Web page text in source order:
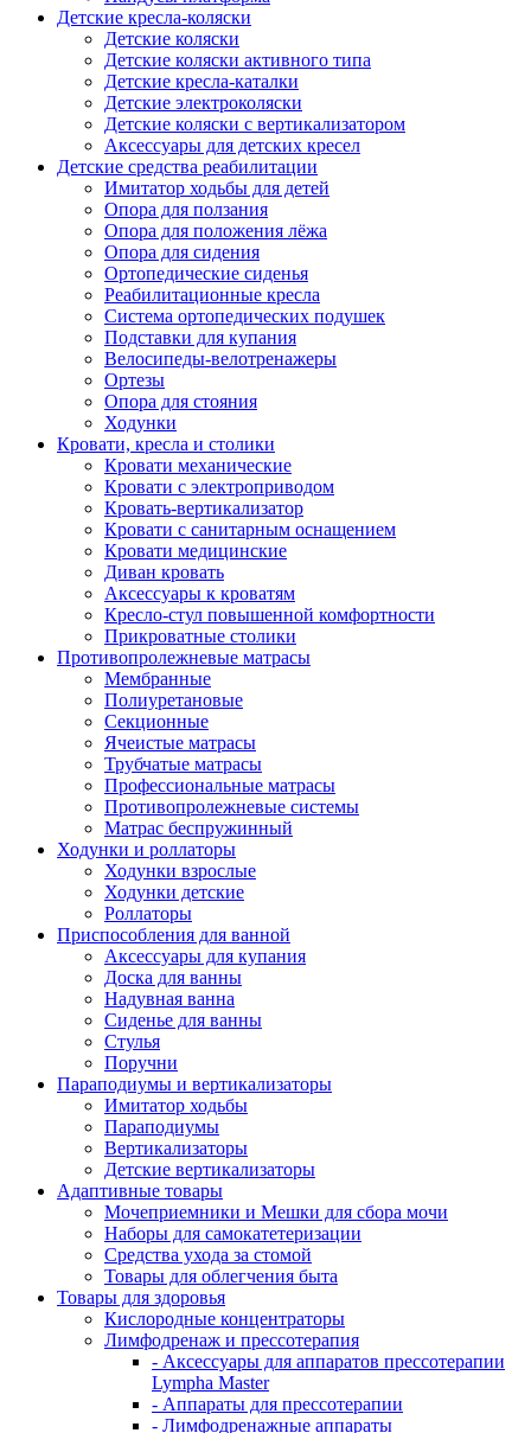
Детские кресла-коляски
Детские коляски
Детские коляски активного типа
Детские кресла-каталки
Детские электроколяски
Детские коляски с вертикализатором
Аксессуары для детских кресел
Детские средства реабилитации
Имитатор ходьбы для детей
Опора для ползания
Опора для положения лёжа
Опора для сидения
Ортопедические сиденья
Реабилитационные кресла
Система ортопедических подушек
Подставки для купания
Велосипеды-велотренажеры
Ортезы
Опора для стояния
Ходунки
Кровати, кресла и столики
Кровати механические
Кровати с электроприводом
Кровать-вертикализатор
Кровати с санитарным оснащением
Кровати медицинские
Диван кровать
Аксессуары к кроватям
Кресло-стул повышенной комфортности
Прикроватные столики
Противопролежневые матрасы
Мембранные
Полиуретановые
Секционные
Ячеистые матрасы
Трубчатые матрасы
Профессиональные матрасы
Противопролежневые системы
Матрас беспружинный
Ходунки и роллаторы
Ходунки взрослые
Ходунки детские
Роллаторы
Приспособления для ванной
Аксессуары для купания
Доска для ванны
Надувная ванна
Сиденье для ванны
Стулья
Поручни
Параподиумы и вертикализаторы
Имитатор ходьбы
Параподиумы
Вертикализаторы
Детские вертикализаторы
Адаптивные товары
Мочеприемники и Мешки для сбора мочи
Наборы для самокатетеризации
Средства ухода за стомой
Товары для облегчения быта
Товары для здоровья
Кислородные концентраторы
Лимфодренаж и прессотерапия
- Аксессуары для аппаратов прессотерапии
Lympha Master
- Аппараты для прессотерапии
- Лимфодренажные аппараты